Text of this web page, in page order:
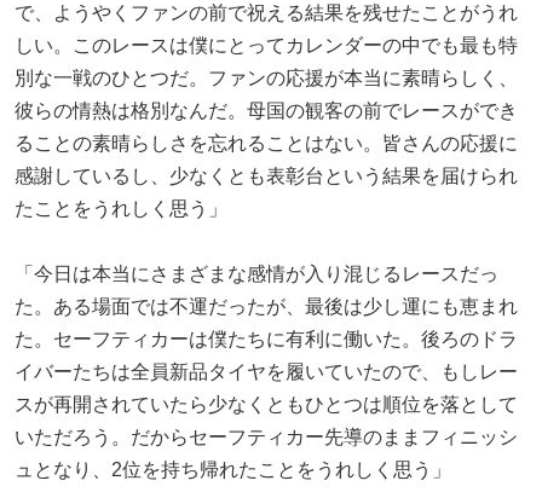
で、ようやくファンの前で祝える結果を残せたことがうれ
しい。このレースは僕にとってカレンダーの中でも最も特
別な一戦のひとつだ。ファンの応援が本当に素晴らしく、
彼らの情熱は格別なんだ。母国の観客の前でレースができ
ることの素晴らしさを忘れることはない。皆さんの応援に
感謝しているし、少なくとも表彰台という結果を届けられ
たことをうれしく思う」
「今日は本当にさまざまな感情が入り混じるレースだっ
た。ある場面では不運だったが、最後は少し運にも恵まれ
た。セーフティカーは僕たちに有利に働いた。後ろのドラ
イバーたちは全員新品タイヤを履いていたので、もしレー
スが再開されていたら少なくともひとつは順位を落として
いただろう。だからセーフティカー先導のままフィニッシ
ュとなり、2位を持ち帰れたことをうれしく思う」